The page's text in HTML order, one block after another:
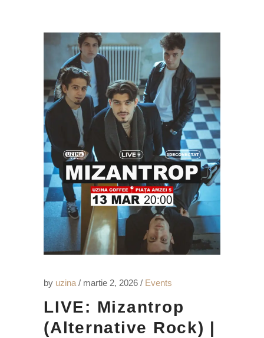
by uzina martie 2, 2026 Events
LIVE: Mizantrop
(Alternative Rock) |